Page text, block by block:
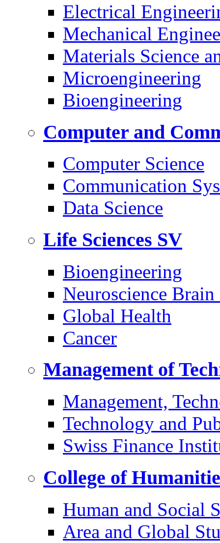
Electrical
Mechanical
Materials Science
Microengineering
Bioengineering
Computer and
Computer Science
Communication
Data Science
Life Sciences SV
Bioengineering
Neuroscience
Global Health
Cancer
Management of
Management,
Technology and
Swiss Finance
College of
Human and Social
Area and Global